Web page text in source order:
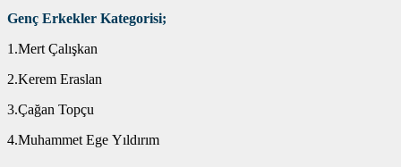
Genç Erkekler Kategorisi;
1.Mert Çalışkan
2.Kerem Eraslan
3.Çağan Topçu
4.Muhammet Ege Yıldırım